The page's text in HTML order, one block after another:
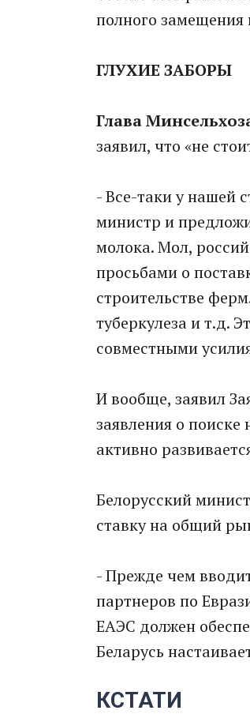
полного замещения
ГЛУХИЕ ЗАБОРЫ
Глава
заявил, что «не
- Все-таки у нашей
министр и
молока. Мол,
просьбами о
строительстве
туберкулеза и т.д.
совместными
И вообще, заявил
заявления о
активно
Белорусский
ставку на общий
- Прежде чем
партнеров по
ЕАЭС должен
Беларусь
КСТАТИ